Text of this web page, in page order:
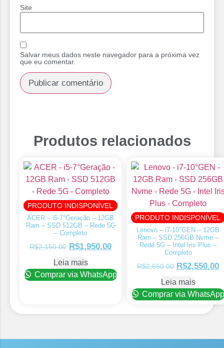
Site
Salvar meus dados neste navegador para a próxima vez
que eu comentar.
Produtos relacionados
PRODUTO INDISPONÍVEL
ACER – i5-7°Geração – 12GB
Ram – SSD 512GB – Rede 5G
– Completo
R$2,150.00 R$1,950.00
Leia mais
Comprar via WhatsApp
PRODUTO INDISPONÍVEL
Lenovo – i7-10°GEN – 12GB
Ram – SSD 256GB Nvme –
Rede 5G – Intel Iris Plus –
Completo
R$2,650.00 R$2,550.00
Leia mais
Comprar via WhatsApp